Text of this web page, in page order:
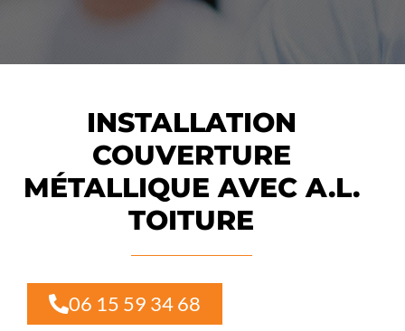
INSTALLATION
COUVERTURE
MÉTALLIQUE AVEC A.L.
TOITURE
06 15 59 34 68